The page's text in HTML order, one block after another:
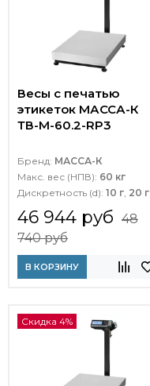
Весы с печатью
этикеток МАССА-К
ТВ-M-60.2-RP3
Бренд: МАССА-К
Макс. вес (НПВ): 60 кг
Дискретность (d): 10 г, 20 г
46 944 руб 48
740 руб
В КОРЗИНУ
Скидка 4%